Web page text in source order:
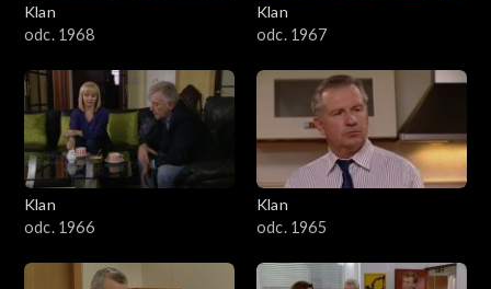
Klan
odc. 1968
Klan
odc. 1967
Klan
odc. 1966
Klan
odc. 1965